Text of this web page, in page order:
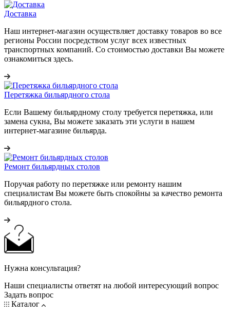
Доставка
Наш интернет-магазин осуществляет доставку товаров во все
регионы России посредством услуг всех известных
транспортных компаний. Со стоимостью доставки Вы можете
ознакомиться здесь.
Перетяжка бильярдного стола
Если Вашему бильярдному столу требуется перетяжка, или
замена сукна, Вы можете заказать эти услуги в нашем
интернет-магазине бильярда.
Ремонт бильярдных столов
Поручая работу по перетяжке или ремонту нашим
специалистам Вы можете быть спокойны за качество ремонта
бильярдного стола.
Нужна консультация?
Наши специалисты ответят на любой интересующий вопрос
Задать вопрос
Каталог